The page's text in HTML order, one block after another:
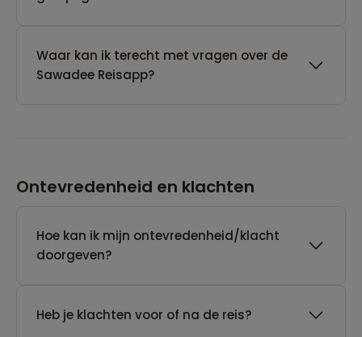
Waar kan ik terecht met vragen over de
Sawadee Reisapp?
Ontevredenheid en klachten
Hoe kan ik mijn ontevredenheid/klacht
doorgeven?
Heb je klachten voor of na de reis?